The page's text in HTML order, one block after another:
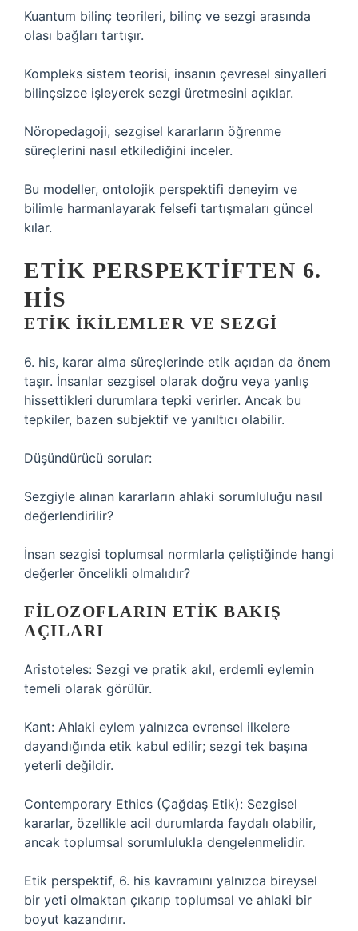
Kuantum bilinç teorileri, bilinç ve sezgi arasında
olası bağları tartışır.
Kompleks sistem teorisi, insanın çevresel sinyalleri
bilinçsizce işleyerek sezgi üretmesini açıklar.
Nöropedagoji, sezgisel kararların öğrenme
süreçlerini nasıl etkilediğini inceler.
Bu modeller, ontolojik perspektifi deneyim ve
bilimle harmanlayarak felsefi tartışmaları güncel
kılar.
ETIK PERSPEKTIFTEN 6.
HIS
ETIK IKILEMLER VE SEZGI
6. his, karar alma süreçlerinde etik açıdan da önem
taşır. İnsanlar sezgisel olarak doğru veya yanlış
hissettikleri durumlara tepki verirler. Ancak bu
tepkiler, bazen subjektif ve yanıltıcı olabilir.
Düşündürücü sorular:
Sezgiyle alınan kararların ahlaki sorumluluğu nasıl
değerlendirilir?
İnsan sezgisi toplumsal normlarla çeliştiğinde hangi
değerler öncelikli olmalıdır?
FILOZOFLARIN ETIK BAKIŞ
AÇILARI
Aristoteles: Sezgi ve pratik akıl, erdemli eylemin
temeli olarak görülür.
Kant: Ahlaki eylem yalnızca evrensel ilkelere
dayandığında etik kabul edilir; sezgi tek başına
yeterli değildir.
Contemporary Ethics (Çağdaş Etik): Sezgisel
kararlar, özellikle acil durumlarda faydalı olabilir,
ancak toplumsal sorumlulukla dengelenmelidir.
Etik perspektif, 6. his kavramını yalnızca bireysel
bir yeti olmaktan çıkarıp toplumsal ve ahlaki bir
boyut kazandırır.